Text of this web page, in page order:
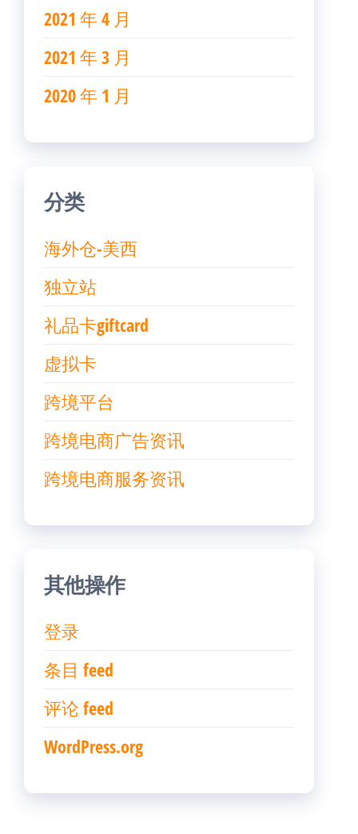
2021 年 4 月
2021 年 3 月
2020 年 1 月
分类
海外仓-美西
独立站
礼品卡giftcard
虚拟卡
跨境平台
跨境电商广告资讯
跨境电商服务资讯
其他操作
登录
条目 feed
评论 feed
WordPress.org